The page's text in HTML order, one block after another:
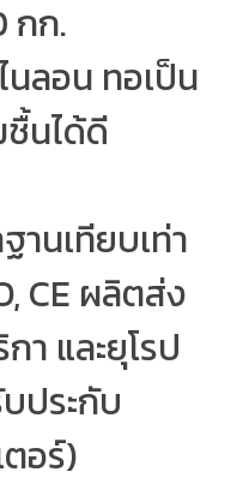
กก.
นลอน ทอเป็น
ชื้นได้ดี
านเทียบเท่า
CE ผลิตส่ง
า และยุโรป
ประกับ
อร์)